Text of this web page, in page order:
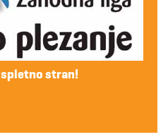
stran!